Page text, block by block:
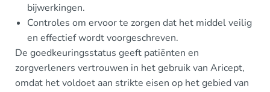
bijwerkingen.
Controles om ervoor te zorgen dat het middel veilig
en effectief wordt voorgeschreven.
De goedkeuringsstatus geeft patiënten en
zorgverleners vertrouwen in het gebruik van Aricept,
omdat het voldoet aan strikte eisen op het gebied van